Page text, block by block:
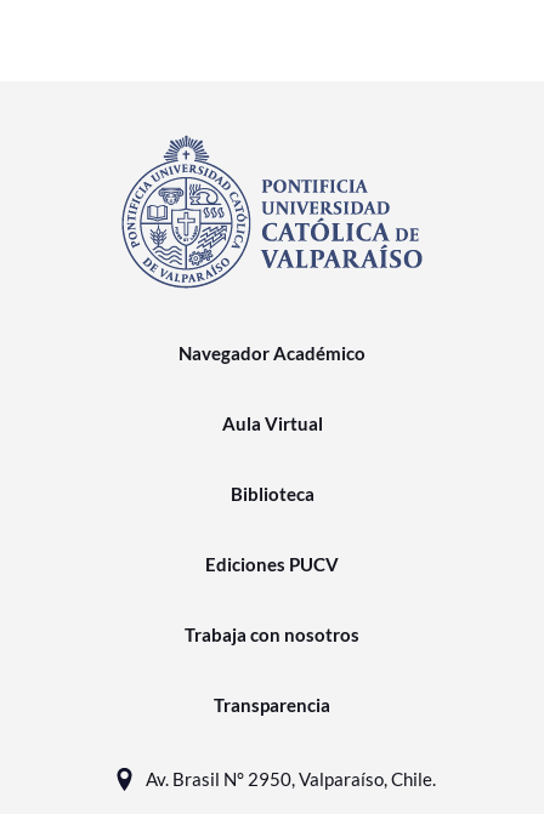
Navegador Académico
Aula Virtual
Biblioteca
Ediciones PUCV
Trabaja con nosotros
Transparencia
Av. Brasil N° 2950, Valparaíso, Chile.